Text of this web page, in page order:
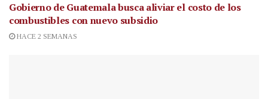
Gobierno de Guatemala busca aliviar el costo de los
combustibles con nuevo subsidio
HACE 2 SEMANAS